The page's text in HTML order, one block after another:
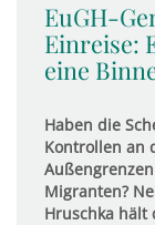
EuGH-
Einreise:
eine
Haben die
Kontrollen an
Migranten?
Hruschka hält